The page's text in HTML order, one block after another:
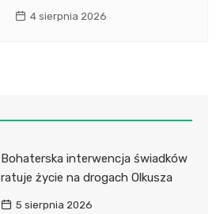
4 sierpnia 2026
Bohaterska interwencja świadków
ratuje życie na drogach Olkusza
5 sierpnia 2026